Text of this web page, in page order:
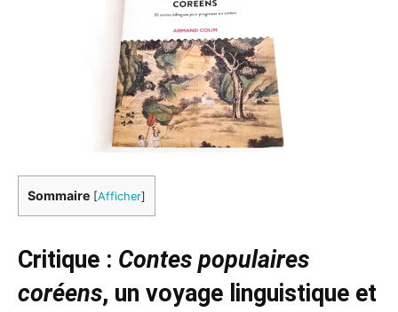
Sommaire [Afficher]
Critique : Contes populaires
coréens, un voyage linguistique et